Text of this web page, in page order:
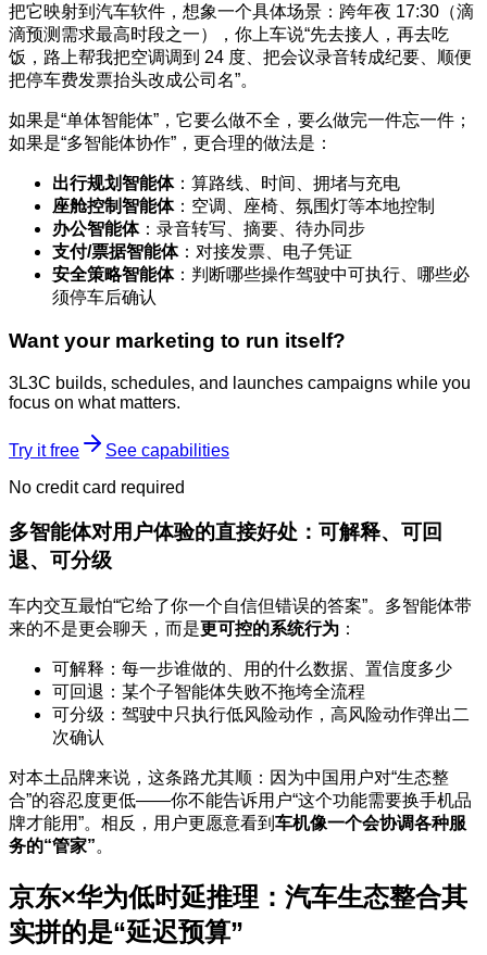
把它映射到汽车软件，想象一个具体场景：跨年夜 17:30（滴
滴预测需求最高时段之一），你上车说“先去接人，再去吃
饭，路上帮我把空调调到 24 度、把会议录音转成纪要、顺便
把停车费发票抬头改成公司名”。
如果是“单体智能体”，它要么做不全，要么做完一件忘一件；
如果是“多智能体协作”，更合理的做法是：
出行规划智能体：算路线、时间、拥堵与充电
座舱控制智能体：空调、座椅、氛围灯等本地控制
办公智能体：录音转写、摘要、待办同步
支付/票据智能体：对接发票、电子凭证
安全策略智能体：判断哪些操作驾驶中可执行、哪些必
须停车后确认
Want your marketing to run itself?
3L3C builds, schedules, and launches campaigns while you
focus on what matters.
Try it free
See capabilities
No credit card required
多智能体对用户体验的直接好处：可解释、可回
退、可分级
车内交互最怕“它给了你一个自信但错误的答案”。多智能体带
来的不是更会聊天，而是更可控的系统行为 ：
可解释：每一步谁做的、用的什么数据、置信度多少
可回退：某个子智能体失败不拖垮全流程
可分级：驾驶中只执行低风险动作，高风险动作弹出二
次确认
对本土品牌来说，这条路尤其顺：因为中国用户对“生态整
合”的容忍度更低——你不能告诉用户“这个功能需要换手机品
牌才能用”。相反，用户更愿意看到 车机像一个会协调各种服
务的“管家”。
京东×华为低时延推理：汽车生态整合其
实拼的是“延迟预算”